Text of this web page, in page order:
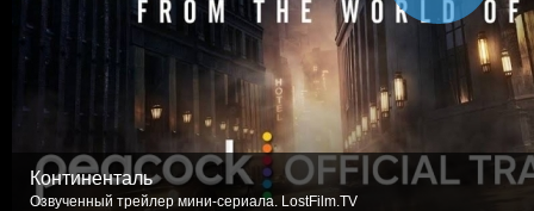
Континенталь
Озвученный трейлер мини-сериала. LostFilm.TV